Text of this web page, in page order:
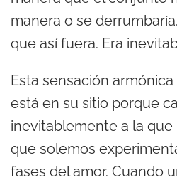
manera o se
que así fuera. Era
Esta sensación
está en su sitio porque
inevitablemente a la
que solemos
fases del amor. Cuando